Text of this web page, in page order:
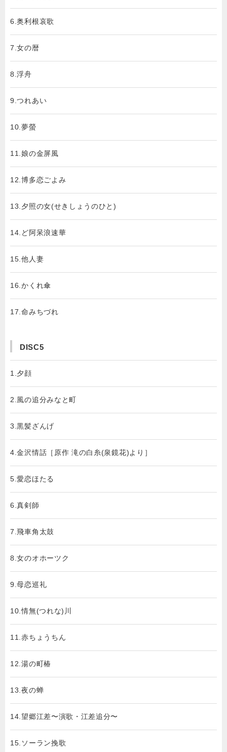
6.奥利根哀歌
7.女の暦
8.浮舟
9.つれあい
10.夢螢
11.娘の金屏風
12.博多恋ごよみ
13.夕照の女(せきしょうのひと)
14.ど阿呆浪速華
15.他人妻
16.かくれ傘
17.命みちづれ
DISC5
1.夕顔
2.風の追分みなと町
3.黒髪ざんげ
4.金沢情話［原作 滝の白糸(泉鏡花)より］
5.愛恋ほたる
6.真剣師
7.飛車角太鼓
8.女のオホーツク
9.母恋巡礼
10.情無(つれな)川
11.赤ちょうちん
12.湯の町椿
13.夜の蝉
14.望郷江差〜演歌・江差追分〜
15.ソーラン挽歌